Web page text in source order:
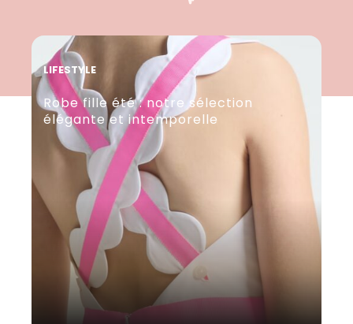
LIFESTYLE
Robe fille été : notre sélection
élégante et intemporelle